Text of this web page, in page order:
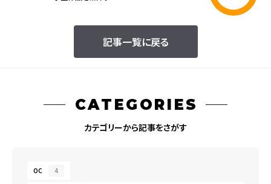
記事一覧に戻る
CATEGORIES
カテゴリーから記事をさがす
OC 4